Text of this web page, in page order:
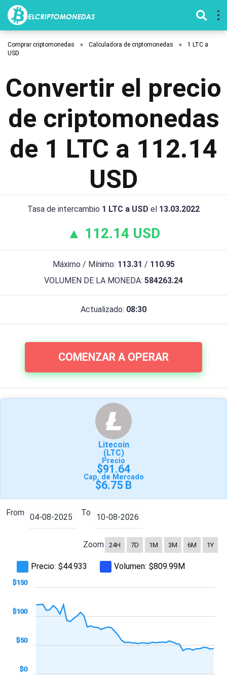
Comprar criptomonedas » Calculadora de criptomonedas »
1 LTC a
USD
Convertir el precio
de criptomonedas
de 1 LTC a 112.14
USD
Tasa de intercambio 1 LTC a USD el 13.03.2022
▲ 112.14 USD
Máximo / Mínimo: 113.31 / 110.95
VOLUMEN DE LA MONEDA: 584263.24
Actualizado: 08:30
COMENZAR A OPERAR
Litecoin
(LTC)
Precio
$91.64
Cap. de Mercado
$6.75 B
From To
Zoom 24H 7D 1M 3M 6M 1Y
Precio: $44.933 Volumen: $809.99M
$0
$50
$100
$150